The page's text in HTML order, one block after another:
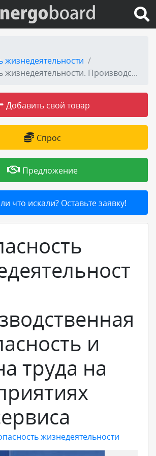
или услугу
жизнедеятельности
Безопасность жизнедеятельности. Производственная безопасность и охрана труда на предприятиях автосервиса
Добавить свой товар
Спрос
Предложение
что искали? Оставьте заявку!
и
труда на
жизнедеятельности